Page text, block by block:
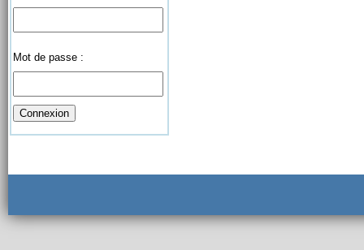
Mot de passe :